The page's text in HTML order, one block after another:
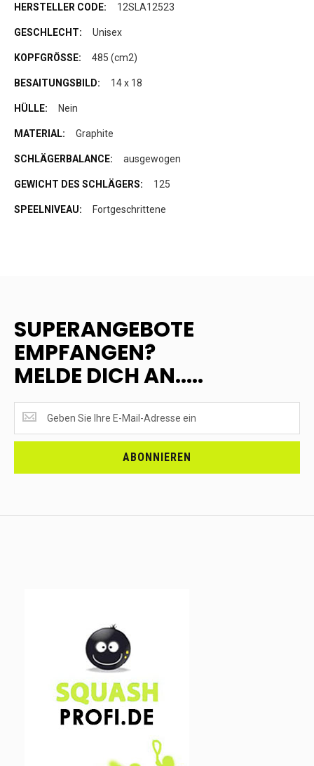
12SLA12523
Unisex
485 (cm2)
14 x 18
Nein
Graphite
ausgewogen
125
Fortgeschrittene
SUPERANGEBOTE
EMPFANGEN?
MELDE DICH AN.....
EMPFANGEN?
<br>MELDE
ABONNIEREN